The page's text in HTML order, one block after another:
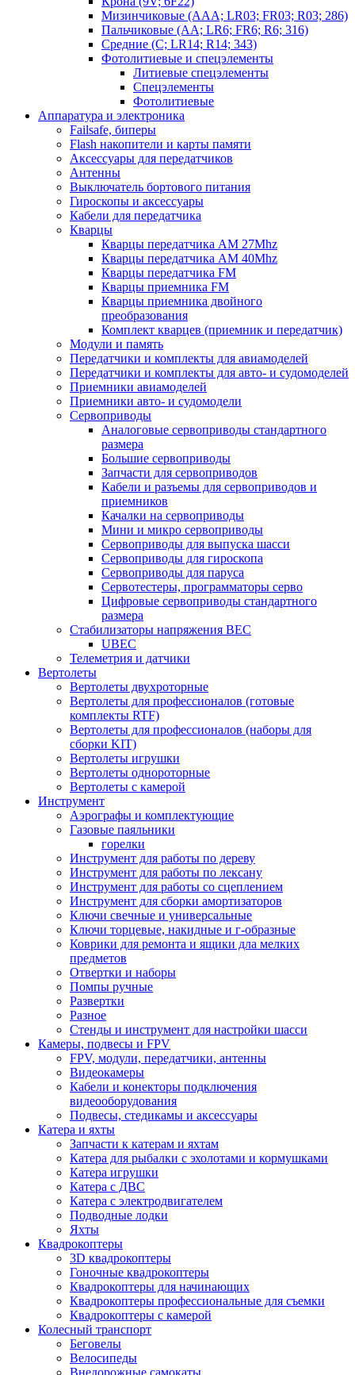
Мизинчиковые (AAA; LR03; FR03; R03; 286)
Пальчиковые (AA; LR6; FR6; R6; 316)
Средние (C; LR14; R14; 343)
Фотолитиевые и спецэлементы
Литиевые спецэлементы
Спецэлементы
Фотолитиевые
Аппаратура и электроника
Failsafe, биперы
Flash накопители и карты памяти
Аксессуары для передатчиков
Антенны
Выключатель бортового питания
Гироскопы и аксессуары
Кабели для передатчика
Кварцы
Кварцы передатчика AM 27Mhz
Кварцы передатчика AM 40Mhz
Кварцы передатчика FM
Кварцы приемника FM
Кварцы приемника двойного
преобразования
Комплект кварцев (приемник и передатчик)
Модули и память
Передатчики и комплекты для авиамоделей
Передатчики и комплекты для авто- и судомоделей
Приемники авиамоделей
Приемники авто- и судомодели
Сервоприводы
Аналоговые сервоприводы стандартного
размера
Большие сервоприводы
Запчасти для сервоприводов
Кабели и разъемы для сервоприводов и
приемников
Качалки на сервоприводы
Мини и микро сервоприводы
Сервоприводы для выпуска шасси
Сервоприводы для гироскопа
Сервоприводы для паруса
Сервотестеры, программаторы серво
Цифровые сервоприводы стандартного
размера
Стабилизаторы напряжения BEC
UBEC
Телеметрия и датчики
Вертолеты
Вертолеты двухроторные
Вертолеты для профессионалов (готовые
комплекты RTF)
Вертолеты для профессионалов (наборы для
сборки KIT)
Вертолеты игрушки
Вертолеты однороторные
Вертолеты с камерой
Инструмент
Аэрографы и комплектующие
Газовые паяльники
горелки
Инструмент для работы по дереву
Инструмент для работы по лексану
Инструмент для работы со сцеплением
Инструмент для сборки амортизаторов
Ключи свечные и универсальные
Ключи торцевые, накидные и г-образные
Коврики для ремонта и ящики дла мелких
предметов
Отвертки и наборы
Помпы ручные
Развертки
Разное
Стенды и инструмент для настройки шасси
Камеры, подвесы и FPV
FPV, модули, передатчики, антенны
Видеокамеры
Кабели и конекторы подключения
видеооборудования
Подвесы, стедикамы и аксессуары
Катера и яхты
Запчасти к катерам и яхтам
Катера для рыбалки с эхолотами и кормушками
Катера игрушки
Катера с ДВС
Катера с электродвигателем
Подводные лодки
Яхты
Квадрокоптеры
3D квадрокоптеры
Гоночные квадрокоптеры
Квадрокоптеры для начинающих
Квадрокоптеры профессиональные для съемки
Квадрокоптеры с камерой
Колесный транспорт
Беговелы
Велосипеды
Внедорожные самокаты